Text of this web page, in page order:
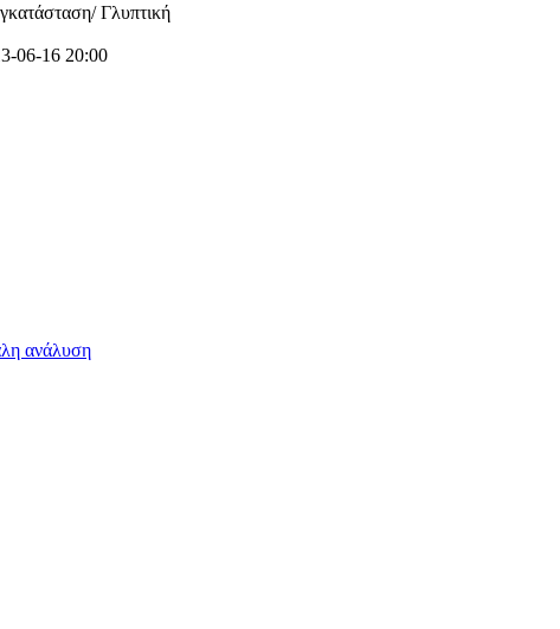
Γλυπτική
06-16 20:00
ανάλυση